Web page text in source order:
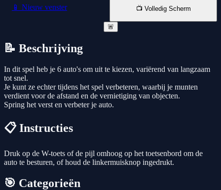
📱 Nieuw venster 📺 Volledig Scherm
🚨
📝 Beschrijving
In dit spel heb je 6 auto's om uit te kiezen, variërend van langzaam
tot snel.
Je kunt ze echter tijdens het spel verbeteren, waarbij je munten
verdient voor de afstand en de vernietiging van objecten.
Spring het verst en verbeter je auto.
📋 Instructies
Druk op de W-toets of de pijl omhoog op het toetsenbord om de
auto te besturen, of houd de linkermuisknop ingedrukt.
🎯 Categorieën